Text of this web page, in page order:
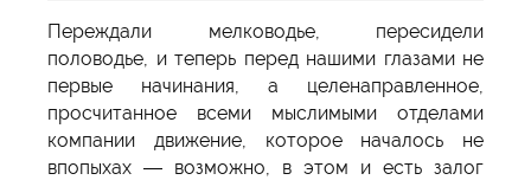
Переждали мелководье, пересидели
половодье, и теперь перед нашими глазами не
первые начинания, а целенаправленное,
просчитанное всеми мыслимыми отделами
компании движение, которое началось не
впопыхах — возможно, в этом и есть залог